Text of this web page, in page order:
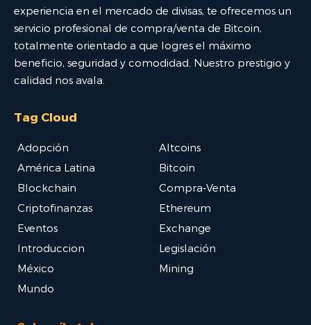
experiencia en el mercado de divisas, te ofrecemos un
servicio profesional de compra/venta de Bitcoin,
totalmente orientado a que logres el máximo
beneficio, seguridad y comodidad. Nuestro prestigio y
calidad nos avala.
Tag Cloud
Adopción
Altcoins
América Latina
Bitcoin
Blockchain
Compra-Venta
Criptofinanzas
Ethereum
Eventos
Exchange
Introduccion
Legislación
México
Mining
Mundo